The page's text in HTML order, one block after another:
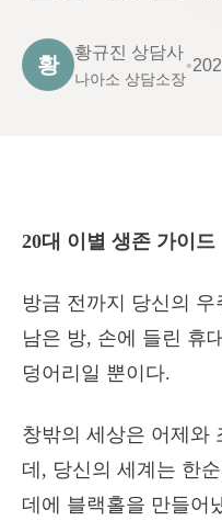
황
황규진 상담사
나아소 상담소장
•
20대 이별 생존 가이드
방금 전까지 당신의
남은 방, 손에 들린 휴
덩어리일 뿐이다.
창밖의 세상은 어제와
데, 당신의 세계는 한
데에 블랙홀을 만들어